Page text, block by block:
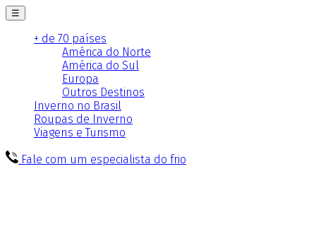
☰
+ de 70 países
América do Norte
América do Sul
Europa
Outros Destinos
Inverno no Brasil
Roupas de Inverno
Viagens e Turismo
Fale com um especialista do frio